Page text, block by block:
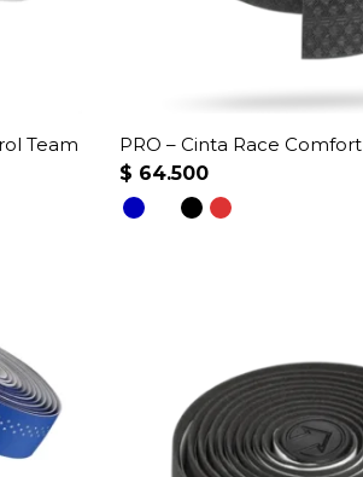
Team
PRO – Cinta Race Comfort
$ 64.500
opciones